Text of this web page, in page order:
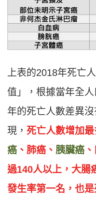
上表的2018年死亡
值」，根據當年全
年的死亡人數差異
現， 死亡人數增加
癌 、肺癌、 胰臟癌
過140人以上，大腸
發生率第一名，也